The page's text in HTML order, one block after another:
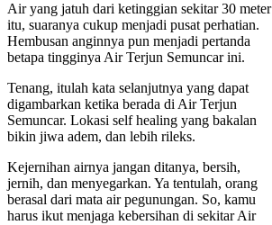
Air yang jatuh dari ketinggian sekitar 30 meter
itu, suaranya cukup menjadi pusat perhatian.
Hembusan anginnya pun menjadi pertanda
betapa tingginya Air Terjun Semuncar ini.
Tenang, itulah kata selanjutnya yang dapat
digambarkan ketika berada di Air Terjun
Semuncar. Lokasi self healing yang bakalan
bikin jiwa adem, dan lebih rileks.
Kejernihan airnya jangan ditanya, bersih,
jernih, dan menyegarkan. Ya tentulah, orang
berasal dari mata air pegunungan. So, kamu
harus ikut menjaga kebersihan di sekitar Air